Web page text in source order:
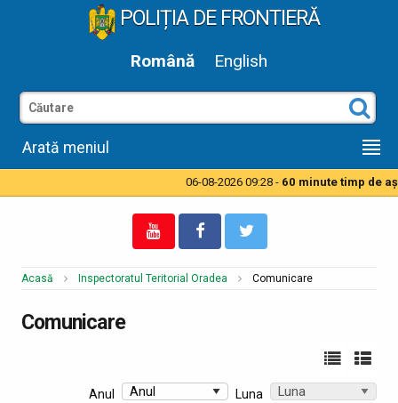
POLIȚIA DE FRONTIERĂ
Română English
Arată meniul
06-08-2026 09:28 -60 minute timp de aşteptare
Acasă Inspectoratul Teritorial Oradea Comunicare
Comunicare
Luna
Anul